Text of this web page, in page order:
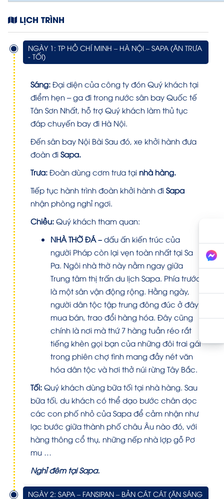
LỊCH TRÌNH
NGÀY 1: TP HỒ CHÍ MINH – HÀ NỘI – SAPA (ĂN TRƯA
- TỐI)
Sáng: Đại diện của công ty đón Quý khách tại
điểm hẹn – ga đi trong nước sân bay Quốc tế
Tân Sơn Nhất, hỗ trợ Quý khách làm thủ tục
đáp chuyến bay đi Hà Nội.
Đến sân bay Nội Bài Sau đó, xe khởi hành đưa
đoàn đi Sapa.
Trưa: Đoàn dùng cơm trưa tại nhà hàng.
Tiếp tục hành trình đoàn khởi hành đi Sapa
nhận phòng nghỉ ngơi.
Chiều: Quý khách tham quan:
NHÀ THỜ ĐÁ – dấu ấn kiến trúc của
người Pháp còn lại vẹn toàn nhất tại Sa
Pa. Ngôi nhà thờ này nằm ngay giữa
Trung tâm thị trấn du lịch Sapa. Phía trước
là một sân vận động rộng. Hằng ngày,
người dân tộc tập trung đông đúc ở đây
mua bán, trao đổi hàng hóa. Đây cũng
chính là nơi mà thứ 7 hàng tuần réo rắt
tiếng khèn gọi bạn của những đôi trai gái
trong phiên chợ tình mang đầy nét văn
hóa dân tộc và hơi thở núi rừng Tây Bắc.
Tối: Quý khách dùng bữa tối tại nhà hàng. Sau
bữa tối, du khách có thể dạo bước chân dọc
các con phố nhỏ của Sapa để cảm nhận như
lạc bước giữa thành phố châu Âu nào đó, với
hàng thông cổ thụ, những nếp nhà lợp gỗ Pơ
mu …
Nghỉ đêm tại Sapa.
NGÀY 2: SAPA – FANSIPAN – BẢN CÁT CÁT (ĂN SÁNG